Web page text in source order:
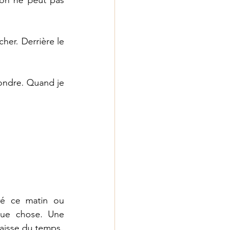
Derrière le
Quand je
ce matin ou
chose. Une